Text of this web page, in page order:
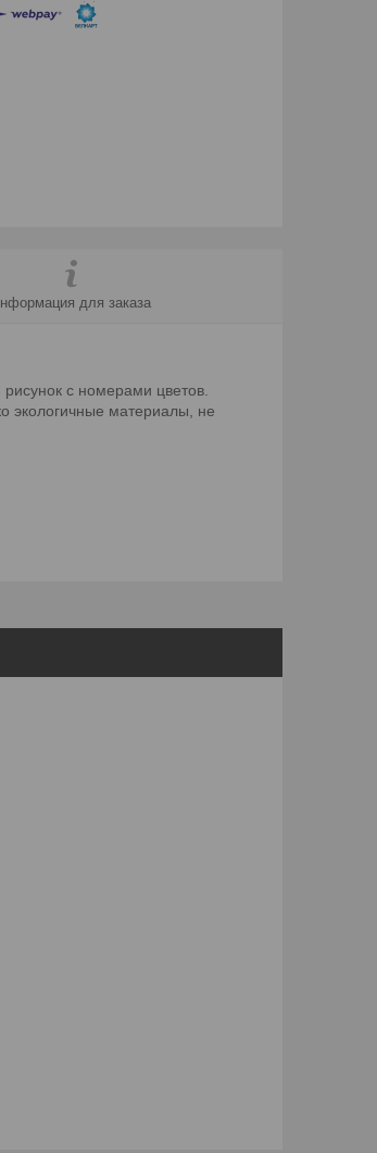
для заказа
с номерами цветов.
экологичные материалы, не